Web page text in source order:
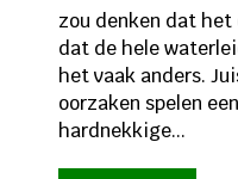
zou denken dat
dat de hele
het vaak anders.
oorzaken spelen
hardnekkige...